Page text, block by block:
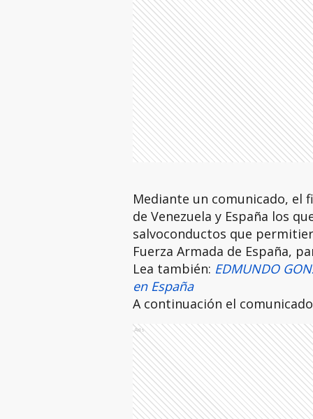
Mediante un comunicado, el
de Venezuela y España los
salvoconductos que
Fuerza Armada de España,
Lea también: EDMUNDO
en España
A continuación el
Ads